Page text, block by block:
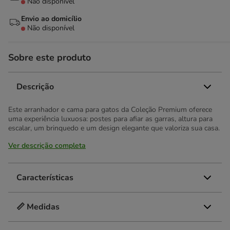
Envio ao domicílio
Não disponível
Sobre este produto
Descrição
Este arranhador e cama para gatos da Coleção Premium oferece
uma experiência luxuosa: postes para afiar as garras, altura para
escalar, um brinquedo e um design elegante que valoriza sua casa.
Ver descrição completa
Características
📏 Medidas